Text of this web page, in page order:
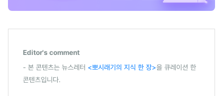
Editor's comment
- 본 콘텐츠는 뉴스레터 <뽀시래기의 지식 한 장>을 큐레이션 한
콘텐츠입니다.